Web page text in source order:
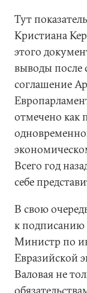
Тут
Кристиана
этого
выводы после
соглашение
отмечено как
Всего год
себе
В свою
к
Министр по
Евразийской
Валовая не